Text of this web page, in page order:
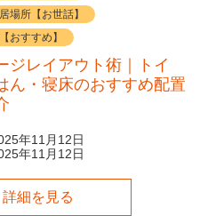
場所【お世話】
おすすめ】
ジレイアウト術｜トイ
ん・寝床のおすすめ配置
年11月12日
年11月12日
詳細を見る